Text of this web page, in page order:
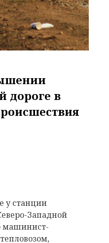
дороге в
у станции
Западной
машинист-